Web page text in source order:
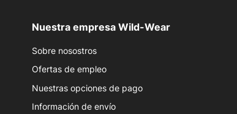
Nuestra empresa Wild-Wear
Sobre nosostros
Ofertas de empleo
Nuestras opciones de pago
Información de envío